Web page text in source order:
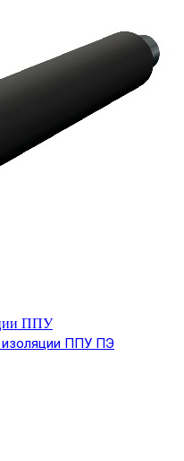
ППУ
изоляции ППУ ПЭ